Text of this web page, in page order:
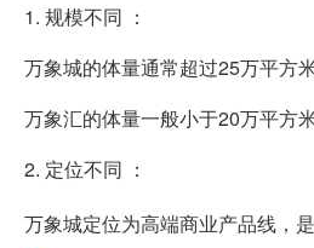
1. 规模不同 ：
万象城的体量通常超过25万平方米
万象汇的体量一般小于20万平方米
2. 定位不同 ：
万象城定位为高端商业产品线，